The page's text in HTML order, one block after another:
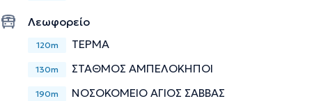
Λεωφορείο
120m ΤΕΡΜΑ
130m ΣΤΑΘΜΟΣ ΑΜΠΕΛΟΚΗΠΟΙ
190m ΝΟΣΟΚΟΜΕΙΟ ΑΓΙΟΣ ΣΑΒΒΑΣ